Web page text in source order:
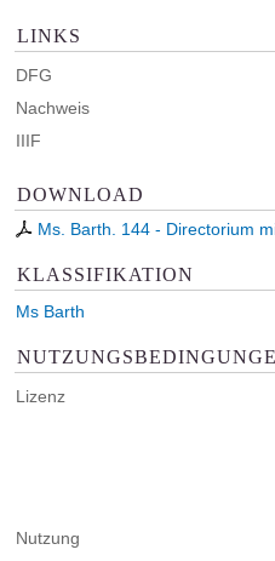
LINKS
DFG
Nachweis
IIIF
DOWNLOAD
Ms. Barth. 144 - Directorium
KLASSIFIKATION
Ms Barth
Lizenz
Nutzung